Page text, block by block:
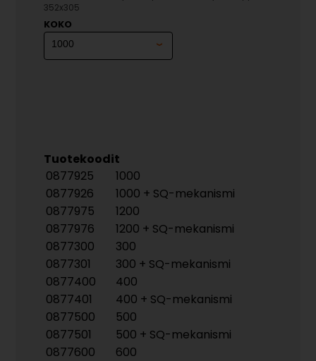
352x305
KOKO
Tuotekoodit
0877925
1000
0877926
1000 + SQ-mekanismi
0877975
1200
0877976
1200 + SQ-mekanismi
0877300
300
0877301
300 + SQ-mekanismi
0877400
400
0877401
400 + SQ-mekanismi
0877500
500
0877501
500 + SQ-mekanismi
0877600
600